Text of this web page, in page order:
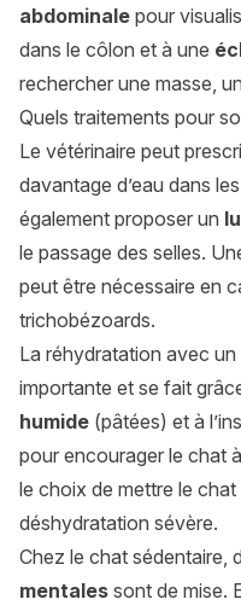
abdominale pour
dans le côlon et à une
rechercher une masse,
Quels traitements pour
Le vétérinaire peut
davantage d’eau dans
également proposer un
le passage des selles.
peut être nécessaire en
trichobézoards.
La réhydratation avec un
importante et se fait
humide (pâtées) et à
pour encourager le chat
le choix de mettre le chat
déshydratation sévère.
Chez le chat sédentaire,
mentales sont de mise.